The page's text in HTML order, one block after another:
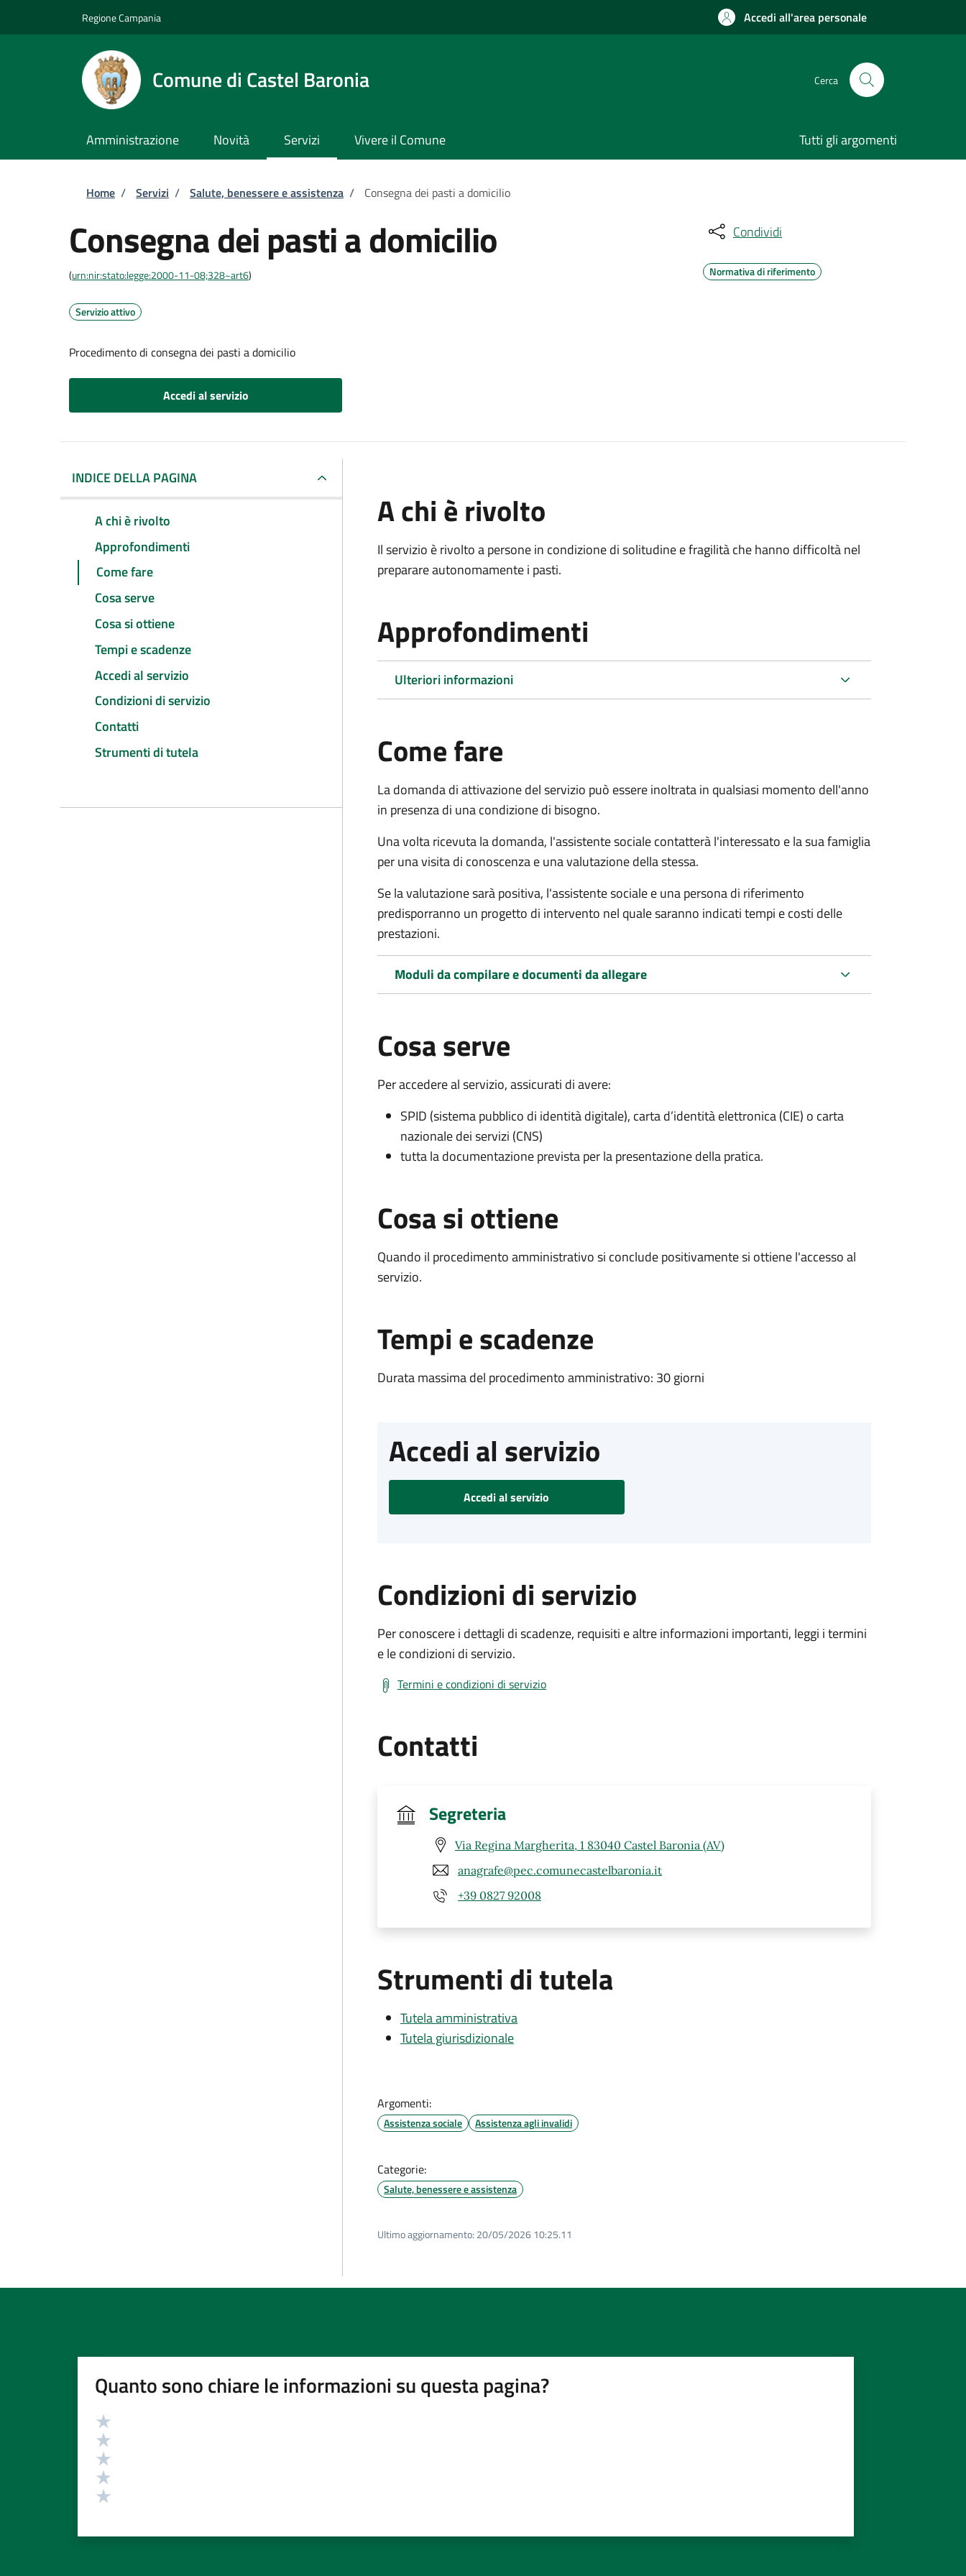
Regione Campania Accedi all'area personale
Comune di Castel Baronia Cerca
Amministrazione Novità Servizi Vivere il Comune Tutti gli argomenti
Briciole di pane
Home / Servizi / Salute, benessere e assistenza / Consegna dei pasti a domicilio
Consegna dei pasti a domicilio
(urn:nir:stato:legge:2000-11-08;328~art6)
Servizio attivo
Procedimento di consegna dei pasti a domicilio
Accedi al servizio
Condividi
Normativa di riferimento
INDICE DELLA PAGINA
A chi è rivolto
Approfondimenti
Come fare
Cosa serve
Cosa si ottiene
Tempi e scadenze
Accedi al servizio
Condizioni di servizio
Contatti
Strumenti di tutela
A chi è rivolto
Il servizio è rivolto a persone in condizione di solitudine e fragilità che hanno difficoltà nel
preparare autonomamente i pasti.
Approfondimenti
Ulteriori informazioni
Come fare
La domanda di attivazione del servizio può essere inoltrata in qualsiasi momento dell'anno
in presenza di una condizione di bisogno.
Una volta ricevuta la domanda, l'assistente sociale contatterà l'interessato e la sua famiglia
per una visita di conoscenza e una valutazione della stessa.
Se la valutazione sarà positiva, l'assistente sociale e una persona di riferimento
predisporranno un progetto di intervento nel quale saranno indicati tempi e costi delle
prestazioni.
Moduli da compilare e documenti da allegare
Cosa serve
Per accedere al servizio, assicurati di avere:
SPID (sistema pubblico di identità digitale), carta d’identità elettronica (CIE) o carta
nazionale dei servizi (CNS)
tutta la documentazione prevista per la presentazione della pratica.
Cosa si ottiene
Quando il procedimento amministrativo si conclude positivamente si ottiene l'accesso al
servizio.
Tempi e scadenze
Durata massima del procedimento amministrativo: 30 giorni
Accedi al servizio
Accedi al servizio
Condizioni di servizio
Per conoscere i dettagli di scadenze, requisiti e altre informazioni importanti, leggi i termini
e le condizioni di servizio.
Termini e condizioni di servizio
Contatti
Segreteria
Via Regina Margherita, 1 83040 Castel Baronia (AV)
anagrafe@pec.comunecastelbaronia.it
+39 0827 92008
Strumenti di tutela
Tutela amministrativa
Tutela giurisdizionale
Argomenti:
Assistenza sociale Assistenza agli invalidi
Categorie:
Salute, benessere e assistenza
Ultimo aggiornamento: 20/05/2026 10:25.11
Quanto sono chiare le informazioni su questa pagina?
Valutazione